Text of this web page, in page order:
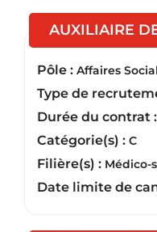
AUXILIAIRE
Pôle : Affaires
Type de
Durée du contrat :
Catégorie(s) : C
Filière(s) : Médico-
Date limite de